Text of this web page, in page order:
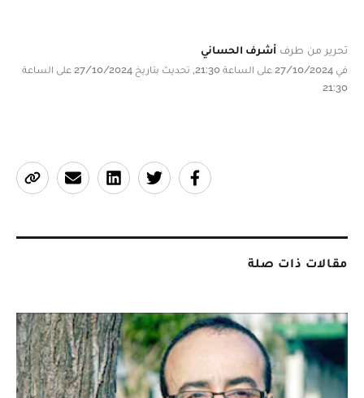
تحرير من طرف أشرف الحساني
في 27/10/2024 على الساعة 21:30, تحديث بتاريخ 27/10/2024 على الساعة
21:30
مقالات ذات صلة